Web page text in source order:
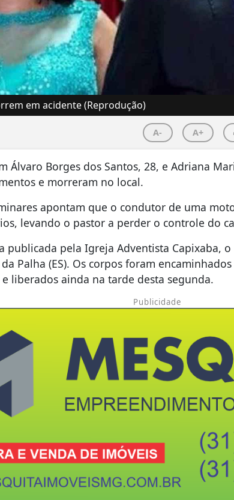
em acidente (Reprodução)
A- A+
Álvaro Borges dos Santos, 28, e Adriana
e morreram no local.
apontam que o condutor de uma
levando o pastor a perder o controle do
publicada pela Igreja Adventista Capixaba, o
Palha (ES). Os corpos foram
liberados ainda na tarde desta segunda.
Publicidade